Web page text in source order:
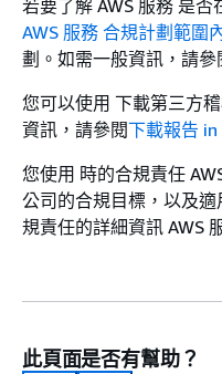
若要了解 AWS 服務 是
AWS 服務 合規計劃範圍
劃。如需一般資訊，請參
您可以使用 下載第三方
資訊，請參閱下載報告
您使用 時的合規責任
公司的合規目標，以及
規責任的詳細資訊 AWS
此頁面是否有幫助？